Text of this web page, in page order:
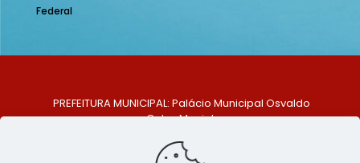
Federal
PREFEITURA MUNICIPAL: Palácio Municipal Osvaldo
Celso Maciel
Centro, São Bento do Una - PE. CEP: 553370-128